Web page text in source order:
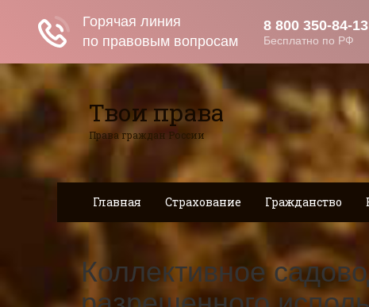
Твои права
Права граждан России
Главная Страхование Гражданство
Коллективное